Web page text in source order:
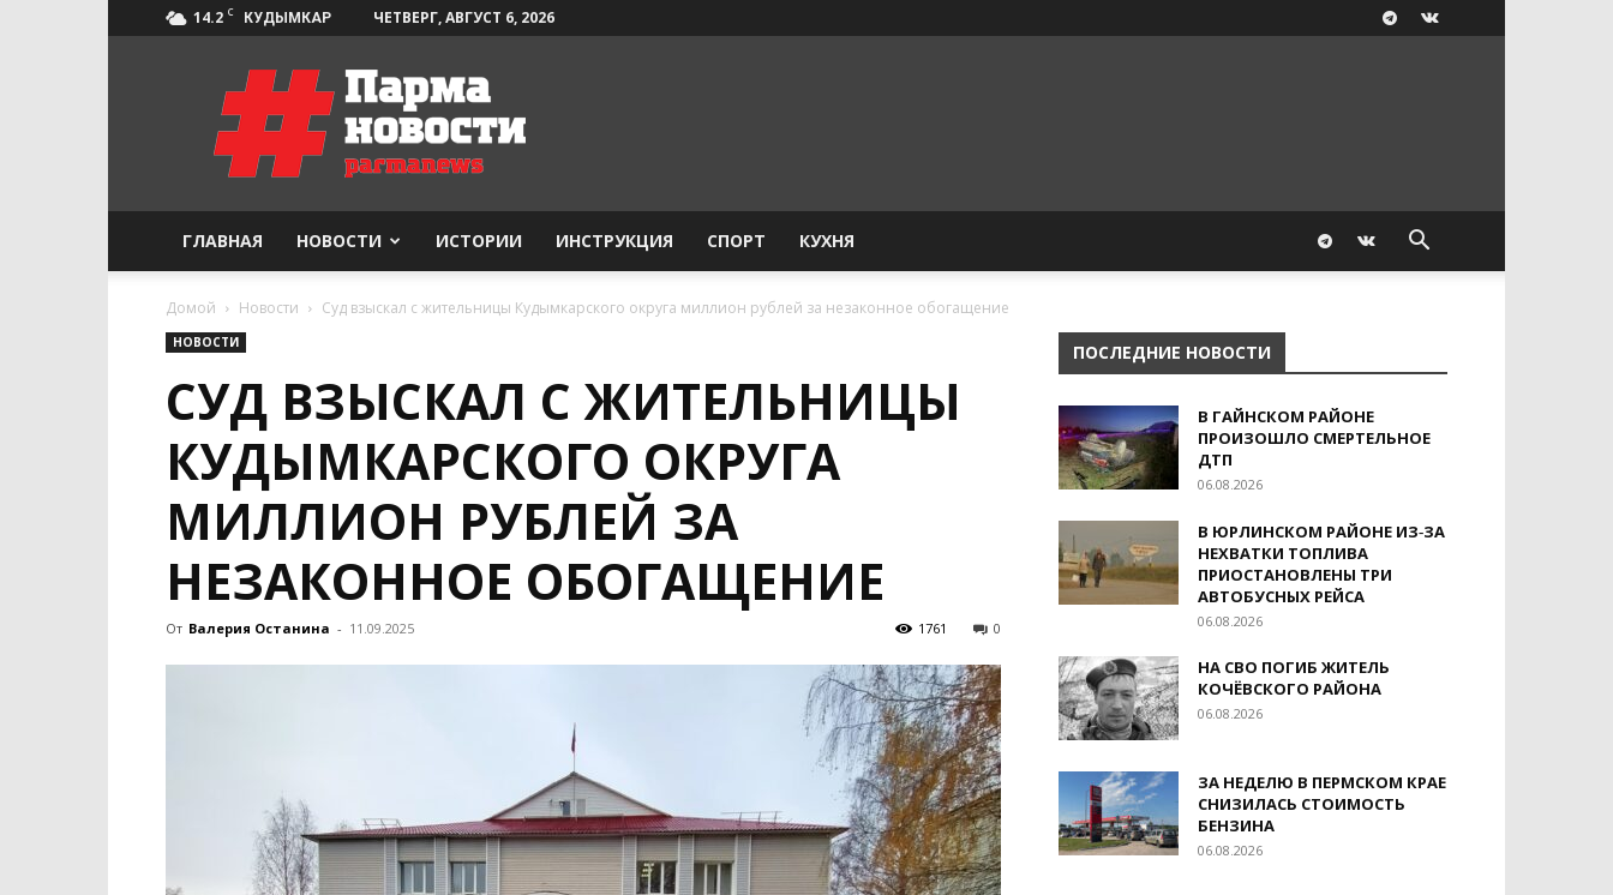
14.2 C КУДЫМКАР ЧЕТВЕРГ, АВГУСТ 6, 2026
Парма-
Новости
ГЛАВНАЯ НОВОСТИ ИСТОРИИ ИНСТРУКЦИЯ СПОРТ КУХНЯ
Домой Новости Суд взыскал с жительницы Кудымкарского округа миллион рублей за незаконное обогащение
НОВОСТИ
СУД ВЗЫСКАЛ С ЖИТЕЛЬНИЦЫ
КУДЫМКАРСКОГО ОКРУГА
МИЛЛИОН РУБЛЕЙ ЗА
НЕЗАКОННОЕ ОБОГАЩЕНИЕ
От Валерия Останина - 11.09.2025 0
1761
ПОСЛЕДНИЕ НОВОСТИ
В ГАЙНСКОМ РАЙОНЕ
ПРОИЗОШЛО СМЕРТЕЛЬНОЕ
ДТП
06.08.2026
В ЮРЛИНСКОМ РАЙОНЕ ИЗ‑ЗА
НЕХВАТКИ ТОПЛИВА
ПРИОСТАНОВЛЕНЫ ТРИ
АВТОБУСНЫХ РЕЙСА
06.08.2026
НА СВО ПОГИБ ЖИТЕЛЬ
КОЧЁВСКОГО РАЙОНА
06.08.2026
ЗА НЕДЕЛЮ В ПЕРМСКОМ КРАЕ
СНИЗИЛАСЬ СТОИМОСТЬ
БЕНЗИНА
06.08.2026